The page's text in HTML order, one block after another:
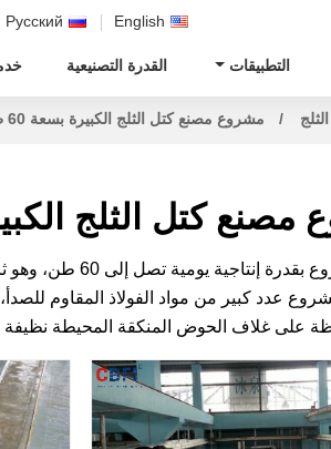
English
Русский
التطبيقات القدرة التصنيعية
مشروع مصنع كتل الثلج الكبيرة بسعة 60 طن في ماليزيا
كتل الثلج الكبيرة بسعة 60
يتميز المشروع
عدد كبير من مواد الفولاذ المقاوم
على غلاف الحوض المنكقة المحيطة